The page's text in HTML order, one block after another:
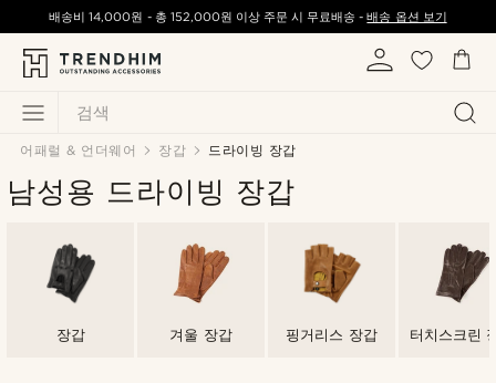
검색
배송비14,000원 - 총 152,000원 이상 주문 시 무료배송 -배송 옵션 보기
어패럴 & 언더웨어 장갑 드라이빙 장갑
남성용 드라이빙 장갑
장갑 겨울 장갑 핑거리스 장갑 터치스크린